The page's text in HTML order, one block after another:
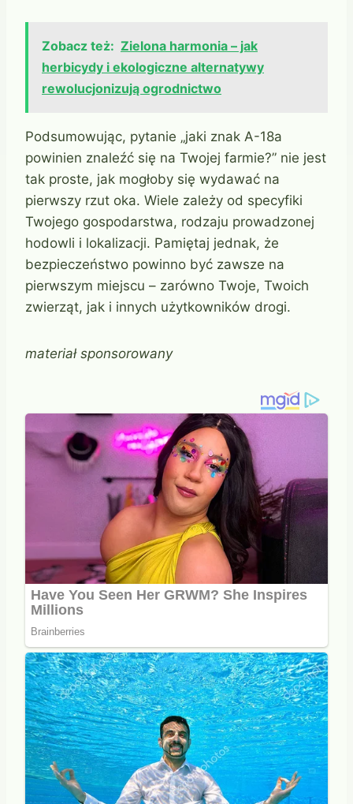
Zobacz też: Zielona harmonia – jak
herbicydy i ekologiczne alternatywy
rewolucjonizują ogrodnictwo
Podsumowując, pytanie „jaki znak A-18a
powinien znaleźć się na Twojej farmie?” nie jest
tak proste, jak mogłoby się wydawać na
pierwszy rzut oka. Wiele zależy od specyfiki
Twojego gospodarstwa, rodzaju prowadzonej
hodowli i lokalizacji. Pamiętaj jednak, że
bezpieczeństwo powinno być zawsze na
pierwszym miejscu – zarówno Twoje, Twoich
zwierząt, jak i innych użytkowników drogi.
materiał sponsorowany